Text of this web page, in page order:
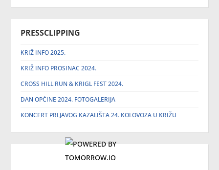
PRESSCLIPPING
KRIŽ INFO 2025.
KRIŽ INFO PROSINAC 2024.
CROSS HILL RUN & KRIGL FEST 2024.
DAN OPĆINE 2024. FOTOGALERIJA
KONCERT PRLJAVOG KAZALIŠTA 24. KOLOVOZA U KRIŽU